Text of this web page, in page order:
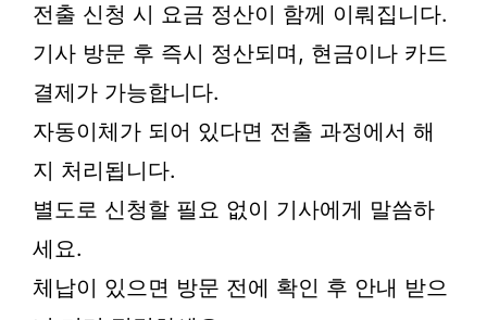
전출 신청 시 요금 정산이 함께 이뤄집니다.
기사 방문 후 즉시 정산되며, 현금이나 카드
결제가 가능합니다.
자동이체가 되어 있다면 전출 과정에서 해
지 처리됩니다.
별도로 신청할 필요 없이 기사에게 말씀하
세요.
체납이 있으면 방문 전에 확인 후 안내 받으